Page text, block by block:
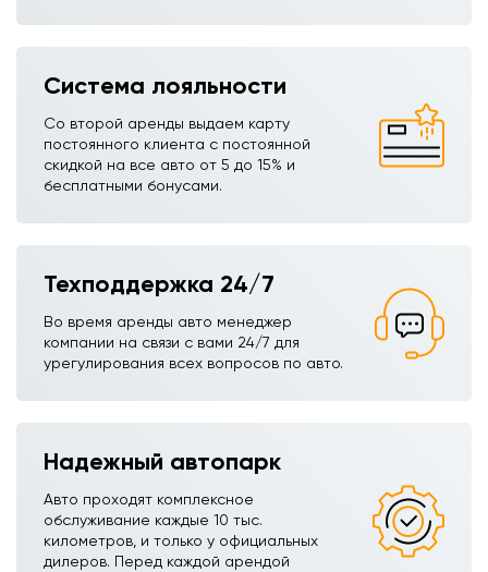
Система лояльности
Со второй аренды выдаем карту
постоянного клиента с постоянной
скидкой на все авто от 5 до 15% и
бесплатными бонусами.
Техподдержка 24/7
Во время аренды авто менеджер
компании на связи с вами 24/7 для
урегулирования всех вопросов по авто.
Надежный автопарк
Авто проходят комплексное
обслуживание каждые 10 тыс.
километров, и только у официальных
дилеров. Перед каждой арендой